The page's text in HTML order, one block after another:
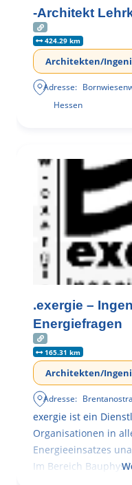
-Architekt
424.29 km
Architekten/
Adresse:
Hessen
.exergie –
Energiefragen
165.31 km
Architekten/
Adresse:
exergie ist ein
Organisationen in
Energieeinsatzes
Im Bereich Bauphysik